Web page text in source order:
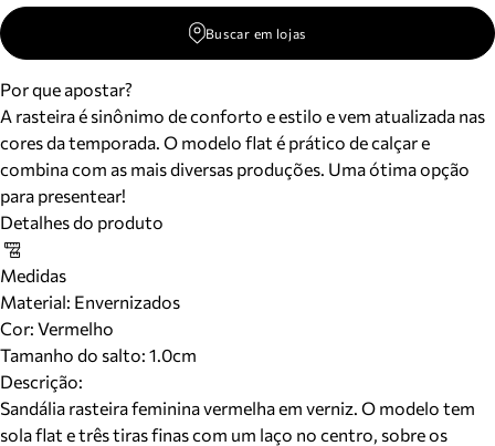
Buscar em lojas
Por que apostar?
A rasteira é sinônimo de conforto e estilo e vem atualizada nas
cores da temporada. O modelo flat é prático de calçar e
combina com as mais diversas produções. Uma ótima opção
para presentear!
Detalhes do produto
Medidas
Material: Envernizados
Cor: Vermelho
Tamanho do salto: 1.0cm
Descrição:
Sandália rasteira feminina vermelha em verniz. O modelo tem
sola flat e três tiras finas com um laço no centro, sobre os